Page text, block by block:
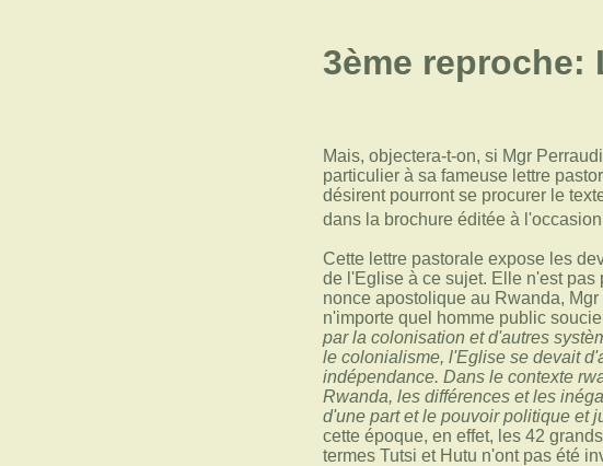
3ème reproche:
Mais, objectera-t-on, si Mgr
particulier à sa fameuse lettre
désirent pourront se procurer le
dans la brochure éditée à
Cette lettre pastorale expose les
de l'Eglise à ce sujet. Elle n'est
nonce apostolique au Rwanda,
n'importe quel homme public
par la colonisation et d'autres
le colonialisme, l'Eglise se devait
indépendance. Dans le contexte
Rwanda, les différences et les
d'une part et le pouvoir politique et
cette époque, en effet, les 42
termes Tutsi et Hutu n'ont pas été